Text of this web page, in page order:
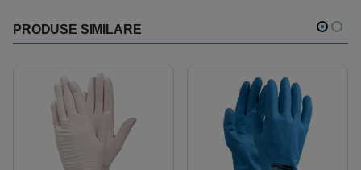
PRODUSE SIMILARE